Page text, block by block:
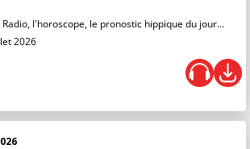
l'horoscope, le pronostic hippique du jour...
2026